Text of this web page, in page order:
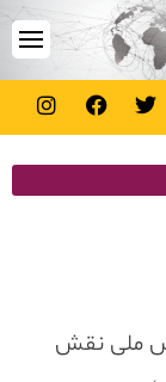
ملی نقش